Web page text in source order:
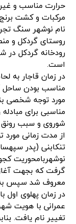
حرارت مناسب و
مرکبات و کشت
نام نوشهر سنگ
روستای گردکل و
رودخانه گردکل در
است.
در زمان قاجار به
مناسب بودن ساحل
مورد توجه شخصی
مناسبی برای
شوروی و سبب
از مدت زمانی مورد
تنکابنی (پدر
نوشهربامحوریت
گرفت که بجهت
در زمان پهلوی اول
عمرانی با هویت
تغییر نام یافت.